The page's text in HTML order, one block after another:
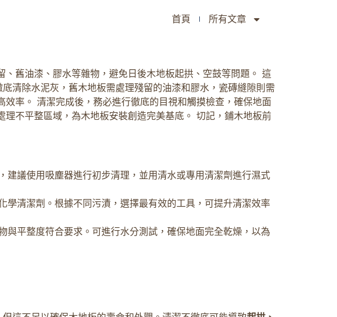
首頁 所有文章
舊油漆、膠水等雜物，避免日後木地板起拱、空鼓等問題。 這
清除水泥灰，舊木地板需處理殘留的油漆和膠水，瓷磚縫隙則需
率。 清潔完成後，務必進行徹底的目視和觸摸檢查，確保地面
不平整區域，為木地板安裝創造完美基底。 切記，鋪木地板前
建議使用吸塵器進行初步清理，並用清水或專用清潔劑進行濕式
清潔劑。根據不同污漬，選擇最有效的工具，可提升清潔效率
平整度符合要求。可進行水分測試，確保地面完全乾燥，以為